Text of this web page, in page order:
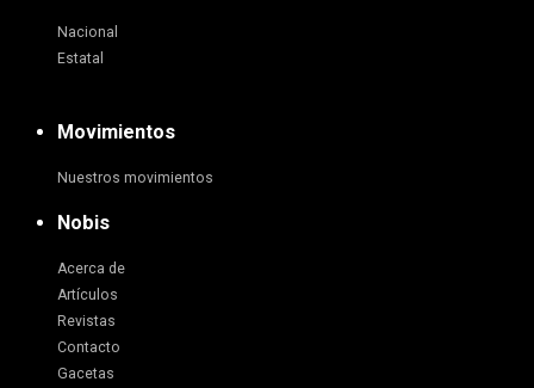
Nacional
Estatal
Movimientos
Nuestros movimientos
Nobis
Acerca de
Artículos
Revistas
Contacto
Gacetas